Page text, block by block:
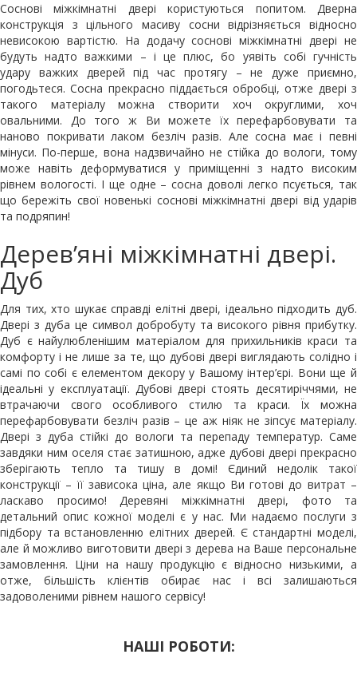
Соснові міжкімнатні двері користуються попитом. Дверна
конструкція з цільного масиву сосни відрізняється відносно
невисокою вартістю. На додачу соснові міжкімнатні двері не
будуть надто важкими – і це плюс, бо уявіть собі гучність
удару важких дверей під час протягу – не дуже приємно,
погодьтеся. Сосна прекрасно піддається обробці, отже двері з
такого матеріалу можна створити хоч округлими, хоч
овальними. До того ж Ви можете їх перефарбовувати та
наново покривати лаком безліч разів. Але сосна має і певні
мінуси. По-перше, вона надзвичайно не стійка до вологи, тому
може навіть деформуватися у приміщенні з надто високим
рівнем вологості. І ще одне – сосна доволі легко псується, так
що бережіть свої новенькі соснові міжкімнатні двері від ударів
та подряпин!
Дерев’яні міжкімнатні двері.
Дуб
Для тих, хто шукає справді елітні двері, ідеально підходить дуб.
Двері з дуба це символ добробуту та високого рівня прибутку.
Дуб є найулюбленішим матеріалом для прихильників краси та
комфорту і не лише за те, що дубові двері виглядають солідно і
самі по собі є елементом декору у Вашому інтер’єрі. Вони ще й
ідеальні у експлуатації. Дубові двері стоять десятиріччями, не
втрачаючи свого особливого стилю та краси. Їх можна
перефарбовувати безліч разів – це аж ніяк не зіпсує матеріалу.
Двері з дуба стійкі до вологи та перепаду температур. Саме
завдяки ним оселя стає затишною, адже дубові двері прекрасно
зберігають тепло та тишу в домі! Єдиний недолік такої
конструкції – її зависока ціна, але якщо Ви готові до витрат –
ласкаво просимо! Деревяні міжкімнатні двері, фото та
детальний опис кожної моделі є у нас. Ми надаємо послуги з
підбору та встановленню елітних дверей. Є стандартні моделі,
але й можливо виготовити двері з дерева на Ваше персональне
замовлення. Ціни на нашу продукцію є відносно низькими, а
отже, більшість клієнтів обирає нас і всі залишаються
задоволеними рівнем нашого сервісу!
НАШІ РОБОТИ: